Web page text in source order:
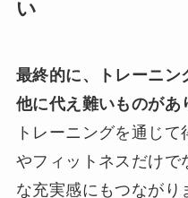
い
最終的に、トレーニン
他に代え難いものがあ
トレーニングを通じ
やフィットネスだけで
な充実感にもつながり